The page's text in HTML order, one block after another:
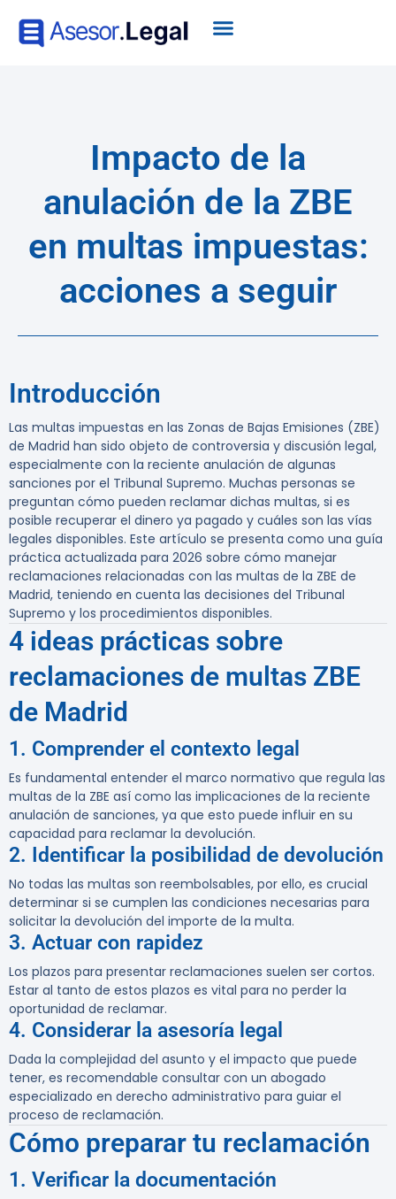
Impacto de la
anulación de la ZBE
en multas impuestas:
acciones a seguir
Introducción
Las multas impuestas en las Zonas de Bajas Emisiones (ZBE)
de Madrid han sido objeto de controversia y discusión legal,
especialmente con la reciente anulación de algunas
sanciones por el Tribunal Supremo. Muchas personas se
preguntan cómo pueden reclamar dichas multas, si es
posible recuperar el dinero ya pagado y cuáles son las vías
legales disponibles. Este artículo se presenta como una guía
práctica actualizada para 2026 sobre cómo manejar
reclamaciones relacionadas con las multas de la ZBE de
Madrid, teniendo en cuenta las decisiones del Tribunal
Supremo y los procedimientos disponibles.
4 ideas prácticas sobre
reclamaciones de multas ZBE
de Madrid
1. Comprender el contexto legal
Es fundamental entender el marco normativo que regula las
multas de la ZBE así como las implicaciones de la reciente
anulación de sanciones, ya que esto puede influir en su
capacidad para reclamar la devolución.
2. Identificar la posibilidad de devolución
No todas las multas son reembolsables, por ello, es crucial
determinar si se cumplen las condiciones necesarias para
solicitar la devolución del importe de la multa.
3. Actuar con rapidez
Los plazos para presentar reclamaciones suelen ser cortos.
Estar al tanto de estos plazos es vital para no perder la
oportunidad de reclamar.
4. Considerar la asesoría legal
Dada la complejidad del asunto y el impacto que puede
tener, es recomendable consultar con un abogado
especializado en derecho administrativo para guiar el
proceso de reclamación.
Cómo preparar tu reclamación
1. Verificar la documentación